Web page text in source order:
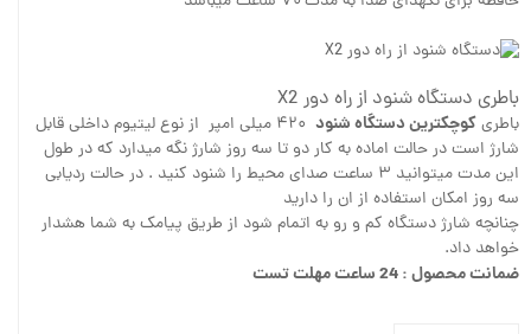
باطری دستگاه شنود از راه دور X2
باطریکوچکترین دستگاه شنود
۴۲۰ میلی امپر از نوع لیتیوم داخلی قابل
شارژ است در حالت اماده به کار دو تا سه روز شارژ نگه میدارد که در طول
این مدت میتوانید ۳ ساعت صدای محیط را شنود کنید . در حالت ردیابی
سه روز امکان استفاده از ان را دارید
چنانچه شارژ دستگاه کم و رو به اتمام شود از طریق پیامک به شما هشدار
خواهد داد.
ضمانت محصول : 24 ساعت مهلت تست